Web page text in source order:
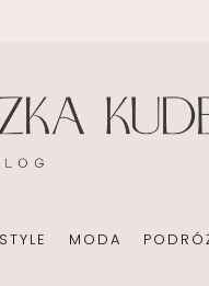
MODA
DZIECIĘCY
KARMIENIE PIERSIĄ